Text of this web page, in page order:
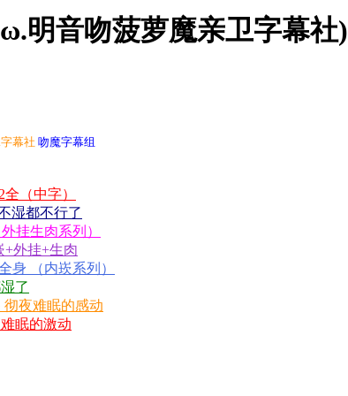
明音吻菠萝魔亲卫字幕社)
幕社 吻魔字幕组
（中字）
湿都不行了
挂生肉系列）
+外挂+生肉
身 （内崁系列）
了
彻夜难眠的感动
眠的激动